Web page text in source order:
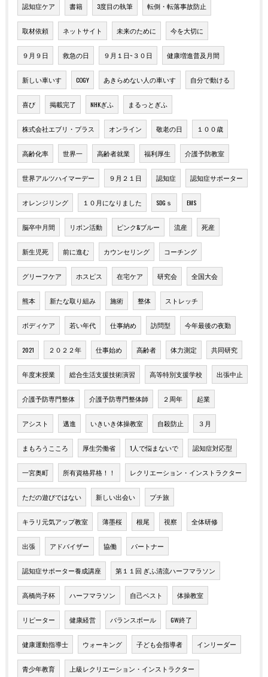
認知症ケア 書籍 3度目の執筆 転倒・転落事故防止
取材依頼 ネットサイト 未来のために 今を大切に
９月９日 救急の日 ９月１日~３０日 健康増進普及月間
新しい車いす COGY あきらめない人の車いす 自分で動ける
喜び 掲載完了 NHKぎふ まるっとぎふ
株式会社エブリ・プラス オンライン 敬老の日 １００歳
高齢化率 世界一 高齢者就業 福利厚生 介護予防教室
世界アルツハイマーデー ９月２１日 認知症 認知症サポーター
オレンジリング １０月になりました SDGｓ EMS
脳卒中月間 リボン活動 ピンク&ブルー 流産 死産
新生児死 前に進む カウンセリング コーチング
グリーフケア ホスピス 在宅ケア 研究会 全国大会
熊本 新たな取り組み 施術 整体 ストレッチ
ボディケア 若い年代 仕事納め 訪問型 今年最後の夜勤
2021 ２０２２年 仕事始め 高齢者 体力測定 共同研究
年度末授業 総合生活支援技術演習 高等特別支援学校 出張中止
介護予防専門整体 介護予防専門整体師 ２周年 起業
アシスト 邁進 いきいき体操教室 自殺防止 ３月
まもろうこころ 厚生労働省 1人で悩まないで 認知症対応型
一宮奥町 所有資格昇格！！ レクリエーション・インストラクター
ただの遊びではない 新しい出会い プチ旅
キラリ元気アップ教室 薄墨桜 根尾 視察 全体研修
出張 アドバイザー 協働 パートナー
認知症サポーター養成講座 第１１回 ぎふ清流ハーフマラソン
高橋尚子杯 ハーフマラソン 自己ベスト 体操教室
リピーター 健康経営 バランスボール GW終了
健康運動指導士 ウォーキング 子ども会指導者 インリーダー
青少年教育 上級レクリエーション・インストラクター